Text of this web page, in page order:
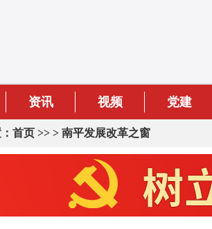
资讯 视频 党建
首页 >> > 南平发展改革之窗